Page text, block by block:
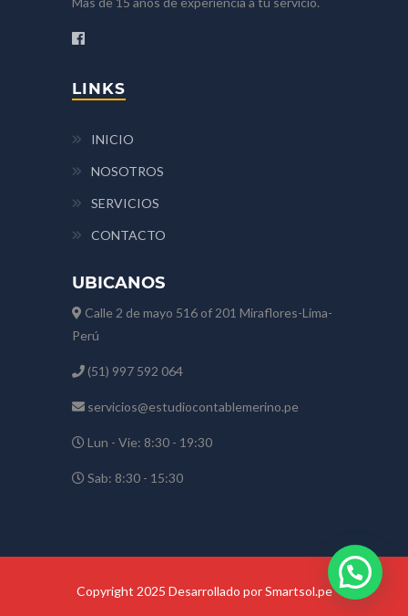
LINKS
INICIO
NOSOTROS
SERVICIOS
CONTACTO
UBICANOS
Calle 2 de mayo 516 of 201 Miraflores-Lima-
Perú
(51) 997 592 064
servicios@estudiocontablemerino.pe
Lun - Vie: 8:30 - 19:30
Sab: 8:30 - 15:30
Copyright 2025 Desarrollado por Smartsol.pe